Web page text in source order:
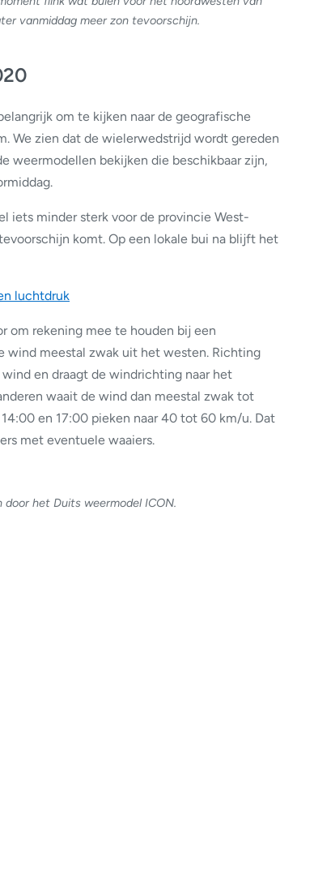
vanmiddag meer zon tevoorschijn.
om te kijken naar de geografische
We zien dat de wielerwedstrijd wordt gereden
weermodellen bekijken die beschikbaar zijn,
iets minder sterk voor de provincie West-
komt. Op een lokale bui na blijft het
luchtdruk
om rekening mee te houden bij een
wind meestal zwak uit het westen. Richting
en draagt de windrichting naar het
waait de wind dan meestal zwak tot
en 17:00 pieken naar 40 tot 60 km/u. Dat
met eventuele waaiers.
het Duits weermodel ICON.